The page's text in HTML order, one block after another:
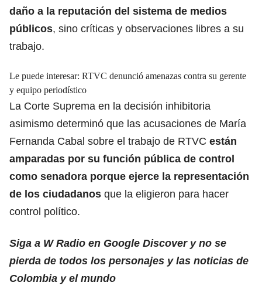
daño a la reputación del sistema de medios
públicos, sino críticas y observaciones libres a su
trabajo.
Le puede interesar: RTVC denunció amenazas contra su gerente
y equipo periodístico
La Corte Suprema en la decisión inhibitoria
asimismo determinó que las acusaciones de María
Fernanda Cabal sobre el trabajo de RTVC están
amparadas por su función pública de control
como senadora porque ejerce la representación
de los ciudadanos que la eligieron para hacer
control político.
Siga a W Radio en Google Discover y no se
pierda de todos los personajes y las noticias de
Colombia y el mundo